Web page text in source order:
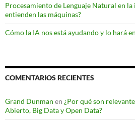
Procesamiento de Lenguaje Natural en
entienden las máquinas?
Cómo la IA nos está ayudando y lo hará
COMENTARIOS RECIENTES
Grand Dunman en ¿Por qué son
Abierto, Big Data y Open Data?